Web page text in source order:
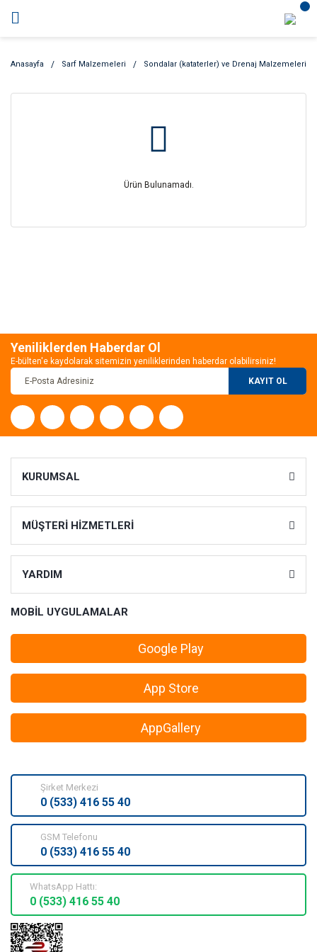
Anasayfa Sarf Malzemeleri Sondalar (kataterler) ve Drenaj Malzemeleri
Ürün Bulunamadı.
Yeniliklerden Haberdar Ol
E-bülten'e kaydolarak sitemizin yeniliklerinden haberdar olabilirsiniz!
KAYIT OL
KURUMSAL
MÜŞTERİ HİZMETLERİ
YARDIM
MOBİL UYGULAMALAR
Google Play
App Store
AppGallery
Şirket Merkezi
0 (533) 416 55 40
GSM Telefonu
0 (533) 416 55 40
WhatsApp Hattı:
0 (533) 416 55 40